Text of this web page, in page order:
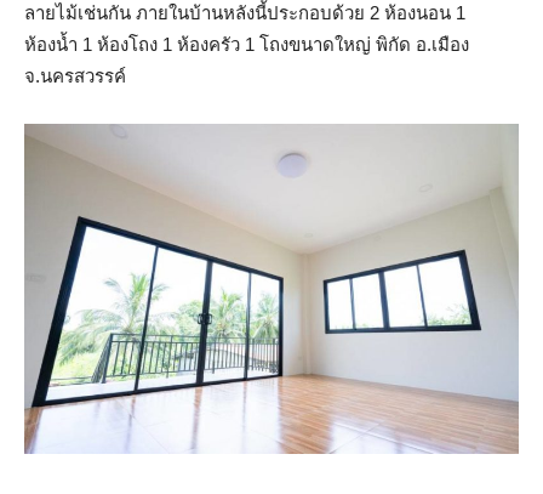
ลายไม้เช่นกัน ภายในบ้านหลังนี้ประกอบด้วย 2 ห้องนอน 1
ห้องน้ำ 1 ห้องโถง 1 ห้องครัว 1 โถงขนาดใหญ่ พิกัด อ.เมือง
จ.นครสวรรค์